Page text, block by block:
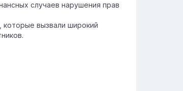
случаев нарушения прав
вызвали широкий